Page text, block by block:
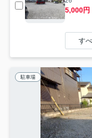
5,000円
す
駐車場